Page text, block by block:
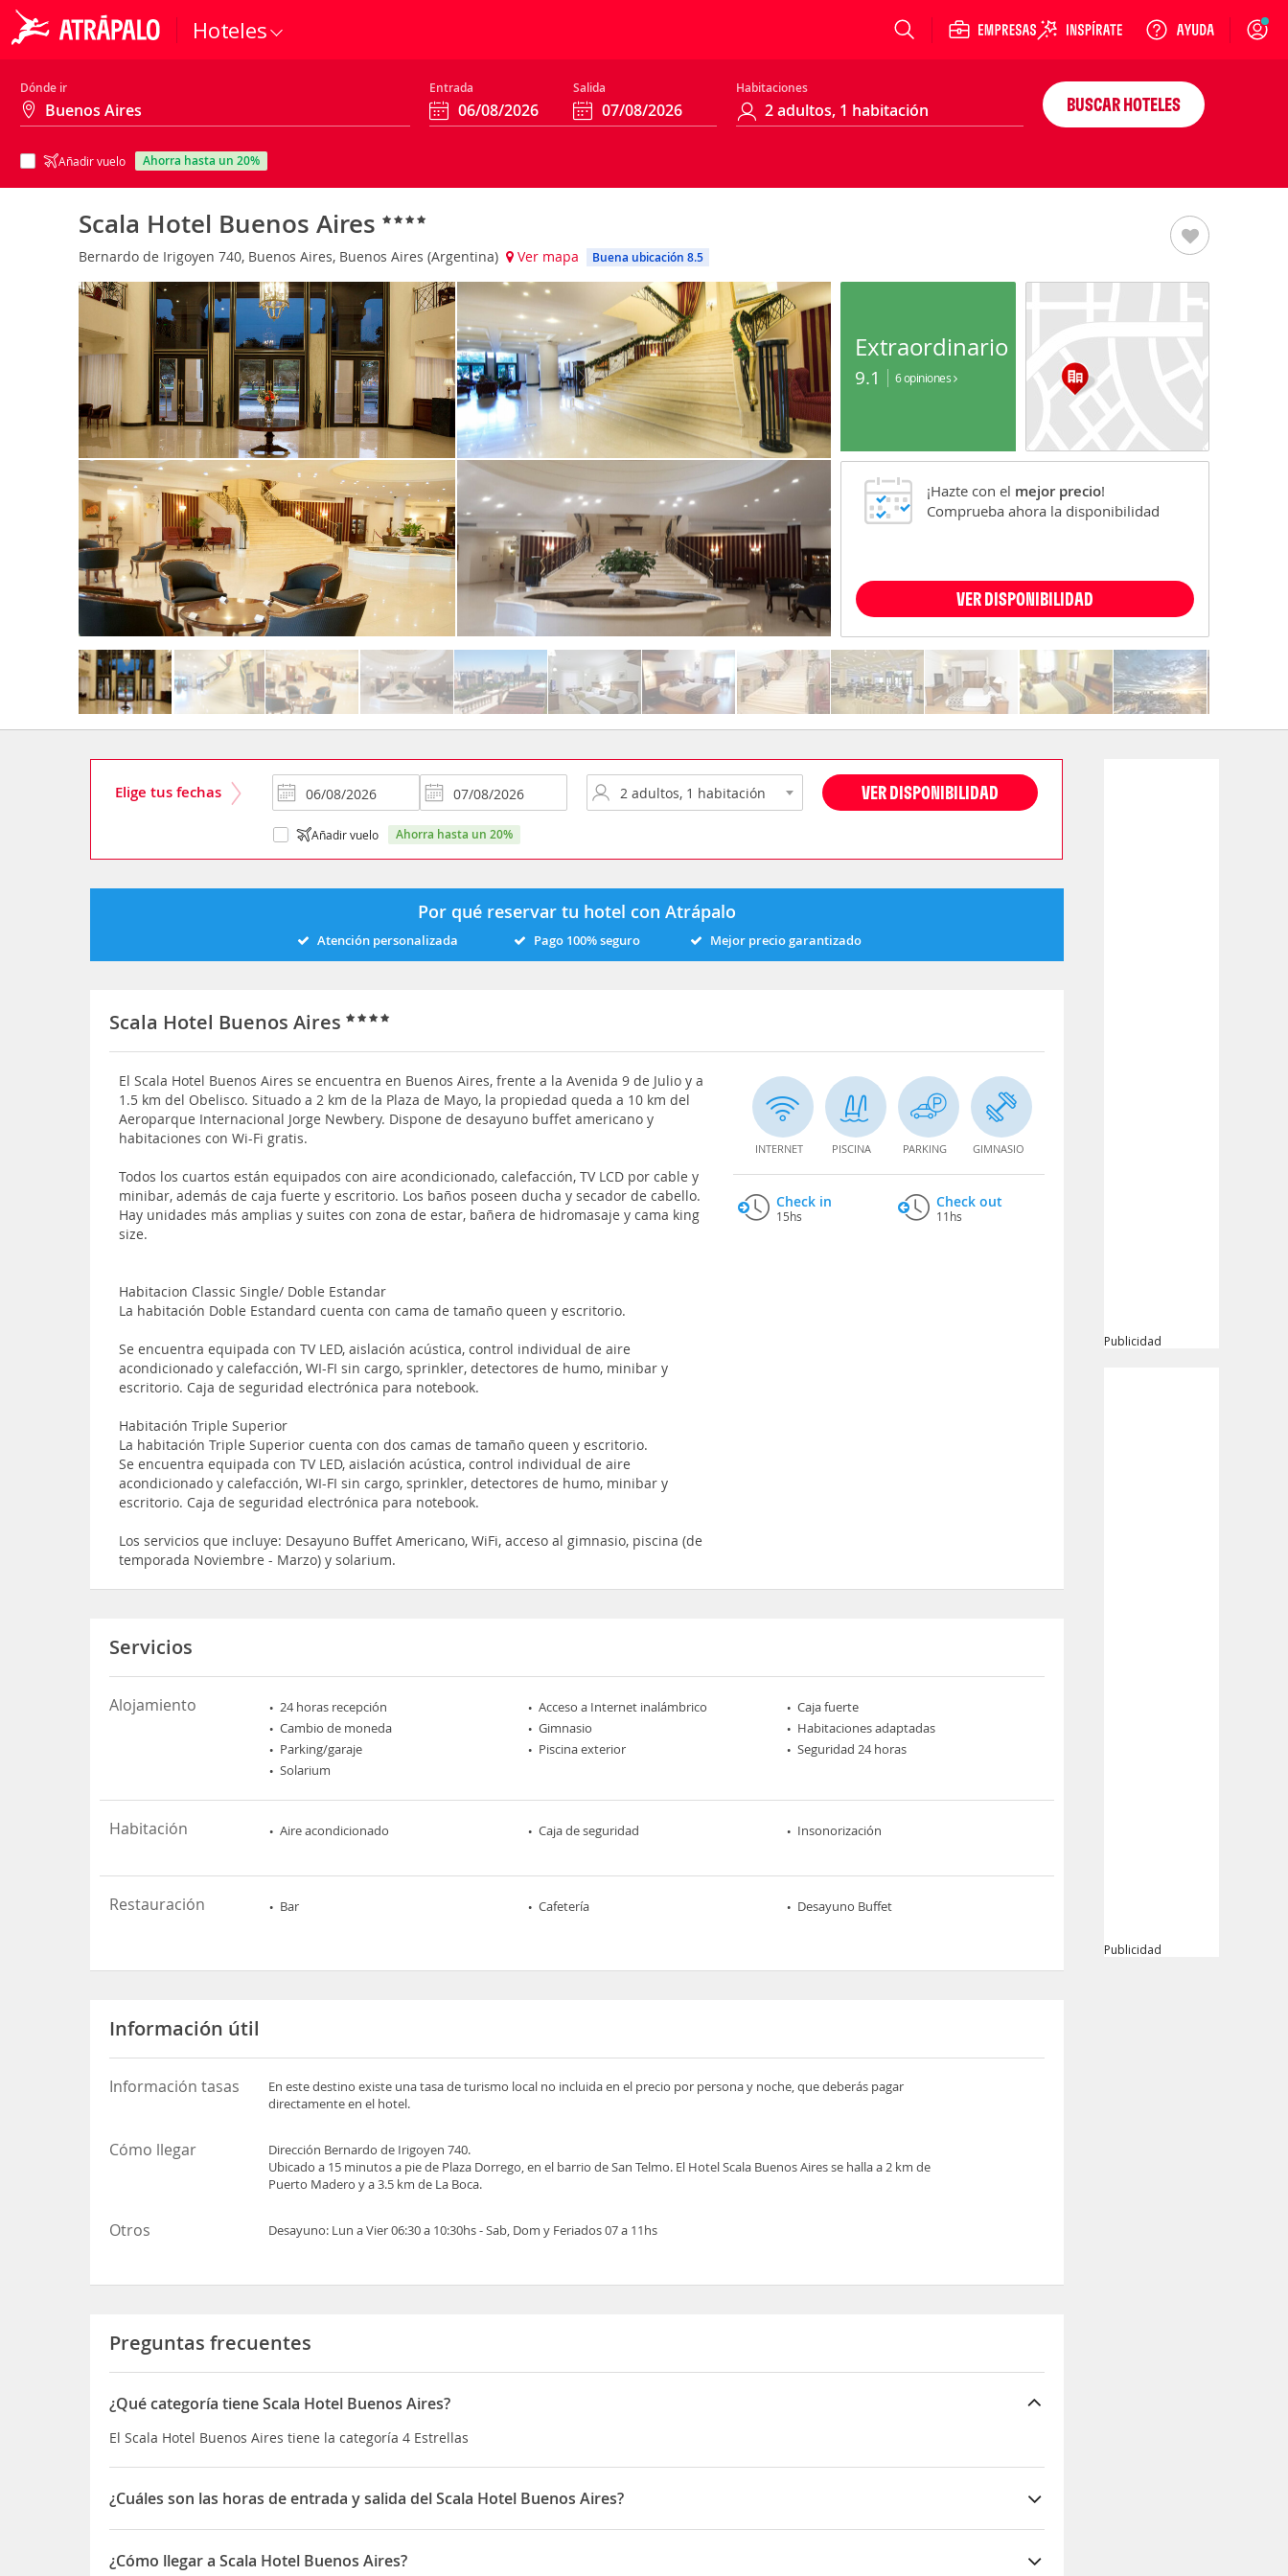
Hoteles Login
Dónde ir Entrada Salida Habitaciones
Añadir vuelo ahorra hasta un 20%
BUSCAR HOTELES
Scala Hotel Buenos Aires
Bernardo de Irigoyen 740, Buenos Aires, Buenos Aires (Argentina) Ver mapa Buena ubicación 8.5
Extraordinario
9.1 6 opiniones
¡Hazte con el mejor precio!
Comprueba ahora la disponibilidad
VER DISPONIBILIDAD
Elige tus fechas VER DISPONIBILIDAD
Añadir vuelo ahorra hasta un 20%
Por qué reservar tu hotel con Atrápalo
Atención personalizada Pago 100% seguro Mejor precio garantizado
Scala Hotel Buenos Aires
El Scala Hotel Buenos Aires se encuentra en Buenos Aires, frente a la Avenida 9 de Julio y a
1.5 km del Obelisco. Situado a 2 km de la Plaza de Mayo, la propiedad queda a 10 km del
Aeroparque Internacional Jorge Newbery. Dispone de desayuno buffet americano y
habitaciones con Wi-Fi gratis.
Todos los cuartos están equipados con aire acondicionado, calefacción, TV LCD por cable y
minibar, además de caja fuerte y escritorio. Los baños poseen ducha y secador de cabello.
Hay unidades más amplias y suites con zona de estar, bañera de hidromasaje y cama king
size.
Habitacion Classic Single/ Doble Estandar
La habitación Doble Estandard cuenta con cama de tamaño queen y escritorio.
Se encuentra equipada con TV LED, aislación acústica, control individual de aire
acondicionado y calefacción, WI-FI sin cargo, sprinkler, detectores de humo, minibar y
escritorio. Caja de seguridad electrónica para notebook.
Habitación Triple Superior
La habitación Triple Superior cuenta con dos camas de tamaño queen y escritorio.
Se encuentra equipada con TV LED, aislación acústica, control individual de aire
acondicionado y calefacción, WI-FI sin cargo, sprinkler, detectores de humo, minibar y
escritorio. Caja de seguridad electrónica para notebook.
Los servicios que incluye: Desayuno Buffet Americano, WiFi, acceso al gimnasio, piscina (de
temporada Noviembre - Marzo) y solarium.
INTERNET PISCINA PARKING GIMNASIO
Check in
15hs
Check out
11hs
Servicios
Alojamiento 24 horas recepción Acceso a Internet inalámbrico
Caja fuerte
Cambio de moneda
Gimnasio
Habitaciones adaptadas
Parking/garaje
Piscina exterior
Seguridad 24 horas
Solarium
Habitación Aire acondicionado Caja de seguridad Insonorización
Restauración Bar Cafetería Desayuno Buffet
Información útil
Información tasas
En este destino existe una tasa de turismo local no incluida en el precio por persona y noche, que deberás pagar
directamente en el hotel.
Cómo llegar
Dirección Bernardo de Irigoyen 740.
Ubicado a 15 minutos a pie de Plaza Dorrego, en el barrio de San Telmo. El Hotel Scala Buenos Aires se halla a 2 km de
Puerto Madero y a 3.5 km de La Boca.
Otros Desayuno: Lun a Vier 06:30 a 10:30hs - Sab, Dom y Feriados 07 a 11hs
Preguntas frecuentes
¿Qué categoría tiene Scala Hotel Buenos Aires?
El Scala Hotel Buenos Aires tiene la categoría 4 Estrellas
¿Cuáles son las horas de entrada y salida del Scala Hotel Buenos Aires?
La entrada a Scala Hotel Buenos Aires es 15hs y la salida 11hs
¿Cómo llegar a Scala Hotel Buenos Aires?
Publicidad
Publicidad